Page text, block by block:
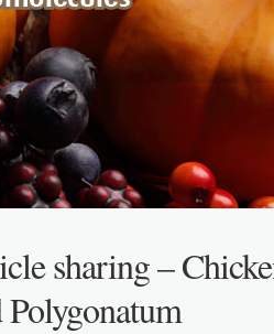
sharing –
Polygonatum